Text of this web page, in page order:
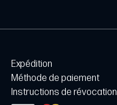
Expédition
Méthode de paiement
Instructions de révocation